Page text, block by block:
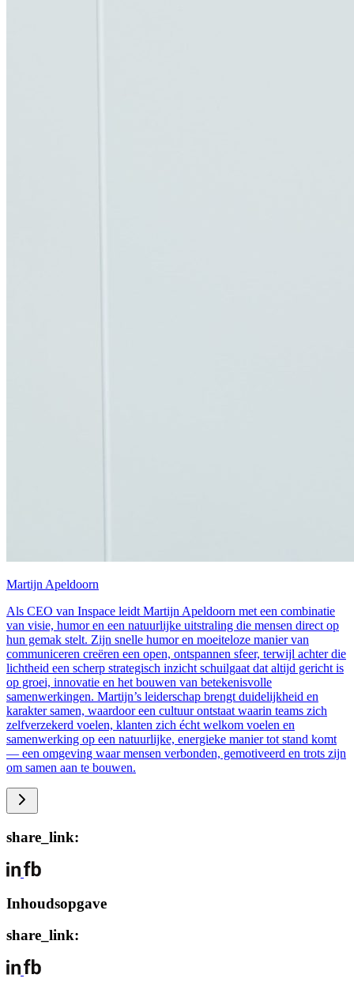
Martijn Apeldoorn
Als CEO van Inspace leidt Martijn Apeldoorn met een combinatie
van visie, humor en een natuurlijke uitstraling die mensen direct op
hun gemak stelt. Zijn snelle humor en moeiteloze manier van
communiceren creëren een open, ontspannen sfeer, terwijl achter die
lichtheid een scherp strategisch inzicht schuilgaat dat altijd gericht is
op groei, innovatie en het bouwen van betekenisvolle
samenwerkingen. Martijn’s leiderschap brengt duidelijkheid en
karakter samen, waardoor een cultuur ontstaat waarin teams zich
zelfverzekerd voelen, klanten zich écht welkom voelen en
samenwerking op een natuurlijke, energieke manier tot stand komt
— een omgeving waar mensen verbonden, gemotiveerd en trots zijn
om samen aan te bouwen.
share_link:
Inhoudsopgave
share_link: